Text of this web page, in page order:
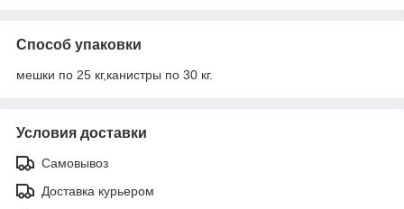
Способ упаковки
мешки по 25 кг,канистры по 30 кг.
Условия доставки
Самовывоз
Доставка курьером